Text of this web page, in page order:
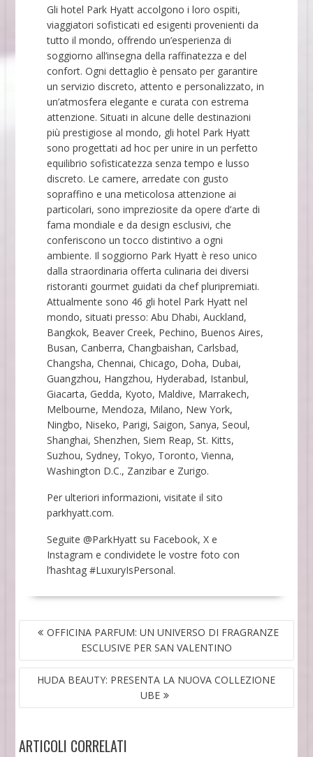
Gli hotel Park Hyatt accolgono i loro ospiti,
viaggiatori sofisticati ed esigenti provenienti da
tutto il mondo, offrendo un’esperienza di
soggiorno all’insegna della raffinatezza e del
confort. Ogni dettaglio è pensato per garantire
un servizio discreto, attento e personalizzato, in
un’atmosfera elegante e curata con estrema
attenzione. Situati in alcune delle destinazioni
più prestigiose al mondo, gli hotel Park Hyatt
sono progettati ad hoc per unire in un perfetto
equilibrio sofisticatezza senza tempo e lusso
discreto. Le camere, arredate con gusto
sopraffino e una meticolosa attenzione ai
particolari, sono impreziosite da opere d’arte di
fama mondiale e da design esclusivi, che
conferiscono un tocco distintivo a ogni
ambiente. Il soggiorno Park Hyatt è reso unico
dalla straordinaria offerta culinaria dei diversi
ristoranti gourmet guidati da chef pluripremiati.
Attualmente sono 46 gli hotel Park Hyatt nel
mondo, situati presso: Abu Dhabi, Auckland,
Bangkok, Beaver Creek, Pechino, Buenos Aires,
Busan, Canberra, Changbaishan, Carlsbad,
Changsha, Chennai, Chicago, Doha, Dubai,
Guangzhou, Hangzhou, Hyderabad, Istanbul,
Giacarta, Gedda, Kyoto, Maldive, Marrakech,
Melbourne, Mendoza, Milano, New York,
Ningbo, Niseko, Parigi, Saigon, Sanya, Seoul,
Shanghai, Shenzhen, Siem Reap, St. Kitts,
Suzhou, Sydney, Tokyo, Toronto, Vienna,
Washington D.C., Zanzibar e Zurigo.
Per ulteriori informazioni, visitate il sito
parkhyatt.com.
Seguite @ParkHyatt su Facebook, X e
Instagram e condividete le vostre foto con
l’hashtag #LuxuryIsPersonal.
NAVIGAZIONE
ARTICOLIOFFICINA PARFUM: UN UNIVERSO DI FRAGRANZE
ESCLUSIVE PER SAN VALENTINO
HUDA BEAUTY: PRESENTA LA NUOVA COLLEZIONE
UBE
ARTICOLI CORRELATI